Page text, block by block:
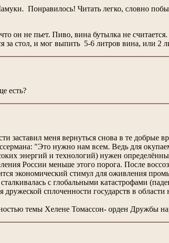
Понравилось! Читать легко, словно
он не пьет. Пиво, вина бутылка не считается.
за стол, и мог выпить 5-6 литров вина, или 2
есть?
заставил меня вернуться снова в те добрые
"Это нужно нам всем. Ведь для
энергий и технологий) нужен
России меньше этого порога. После
экономический стимул для оживления
с глобальными катастрофами
дружеской сплоченности государств в
темы Хелене Томассон- орден Дружбы